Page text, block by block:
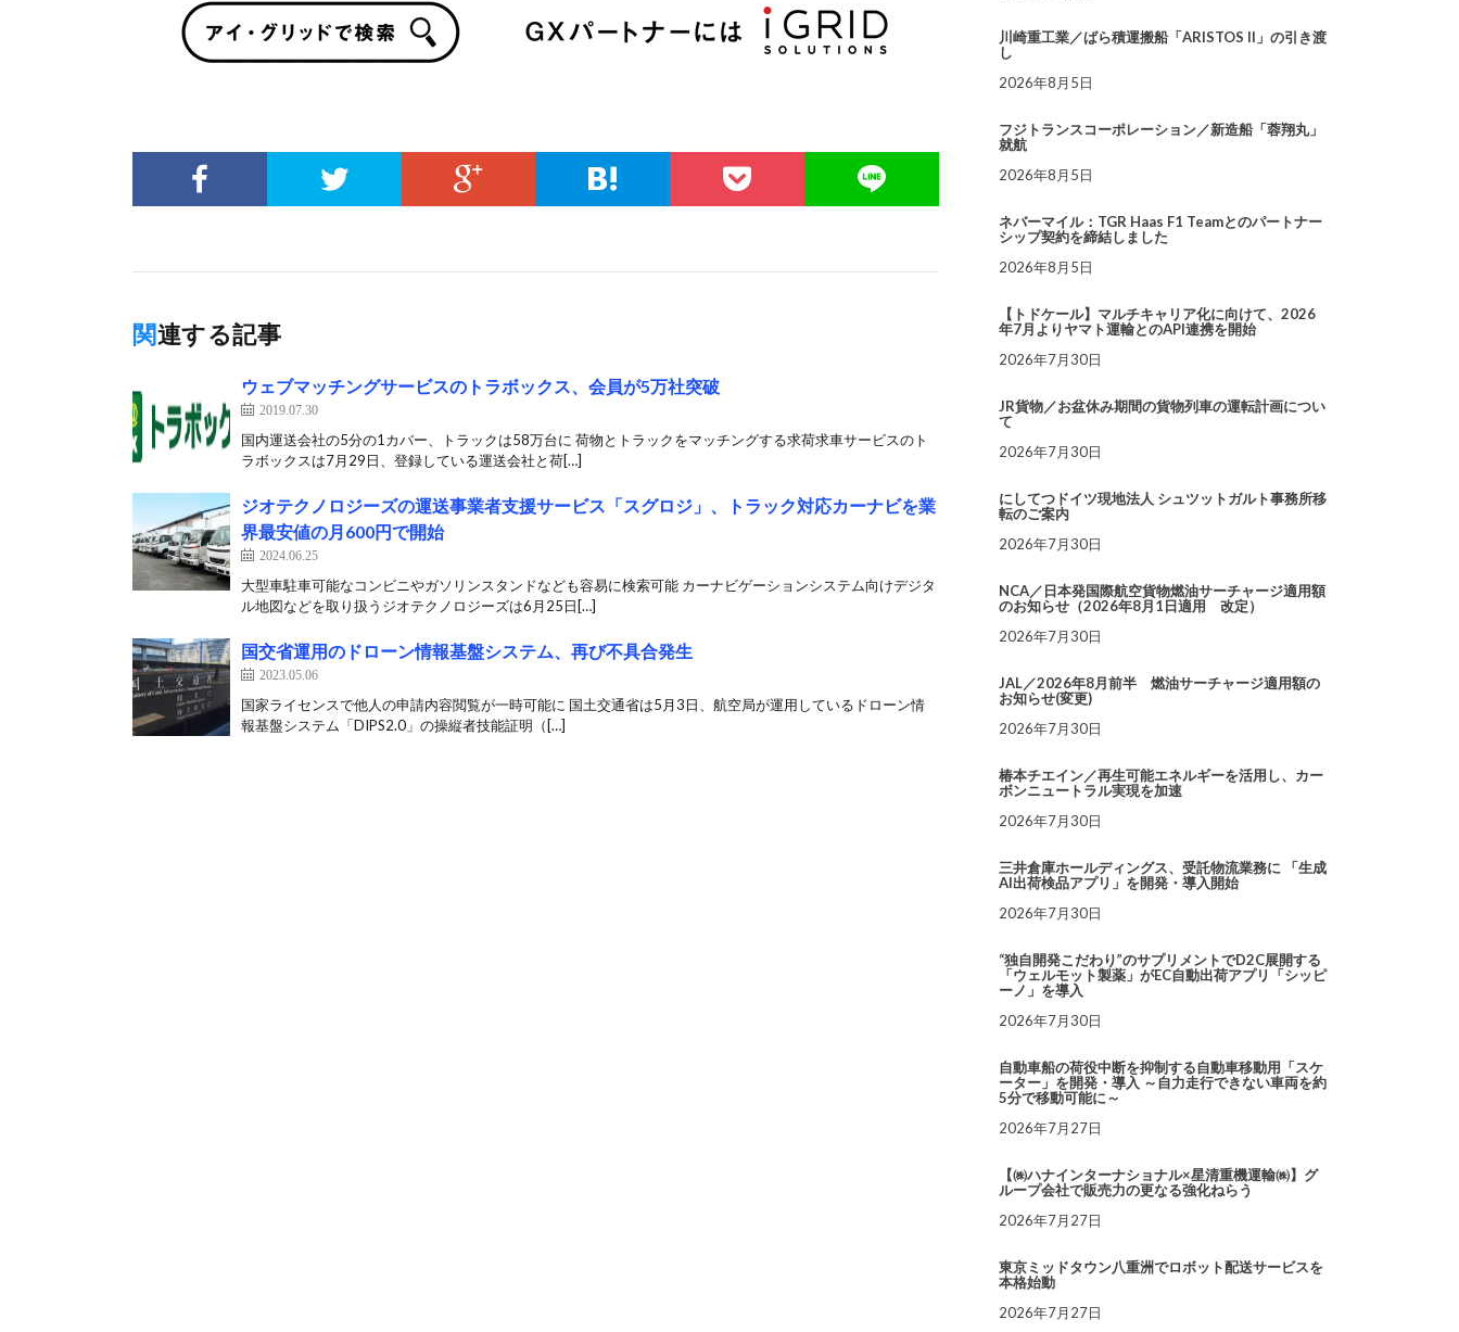
関連する記事
ウェブマッチングサービスのトラボックス、会員が5万社突破
2019.07.30
国内運送会社の5分の1カバー、トラックは58万台に 荷物とトラックをマッチングする求荷求車サービスのト
ラボックスは7月29日、登録している運送会社と荷[…]
ジオテクノロジーズの運送事業者支援サービス「スグロジ」、トラック対応カーナビを業
界最安値の月600円で開始
2024.06.25
大型車駐車可能なコンビニやガソリンスタンドなども容易に検索可能 カーナビゲーションシステム向けデジタ
ル地図などを取り扱うジオテクノロジーズは6月25日[…]
国交省運用のドローン情報基盤システム、再び不具合発生
2023.05.06
国家ライセンスで他人の申請内容閲覧が一時可能に 国土交通省は5月3日、航空局が運用しているドローン情
報基盤システム「DIPS2.0」の操縦者技能証明（[…]
川崎重工業／ばら積運搬船「ARISTOS II」の引き渡
し
2026年8月5日
フジトランスコーポレーション／新造船「蓉翔丸」
就航
2026年8月5日
ネバーマイル：TGR Haas F1 Teamとのパートナー
シップ契約を締結しました
2026年8月5日
【トドケール】マルチキャリア化に向けて、2026
年7月よりヤマト運輸とのAPI連携を開始
2026年7月30日
JR貨物／お盆休み期間の貨物列車の運転計画につい
て
2026年7月30日
にしてつドイツ現地法人 シュツットガルト事務所移
転のご案内
2026年7月30日
NCA／日本発国際航空貨物燃油サーチャージ適用額
のお知らせ（2026年8月1日適用 改定）
2026年7月30日
JAL／2026年8月前半 燃油サーチャージ適用額の
お知らせ(変更)
2026年7月30日
椿本チエイン／再生可能エネルギーを活用し、カー
ボンニュートラル実現を加速
2026年7月30日
三井倉庫ホールディングス、受託物流業務に 「生成
AI出荷検品アプリ」を開発・導入開始
2026年7月30日
“独自開発こだわり”のサプリメントでD2C展開する
「ウェルモット製薬」がEC自動出荷アプリ「シッピ
ーノ」を導入
2026年7月30日
自動車船の荷役中断を抑制する自動車移動用「スケ
ーター」を開発・導入 ～自力走行できない車両を約
5分で移動可能に～
2026年7月27日
【㈱ハナインターナショナル×星清重機運輸㈱】グ
ループ会社で販売力の更なる強化ねらう
2026年7月27日
東京ミッドタウン八重洲でロボット配送サービスを
本格始動
2026年7月27日